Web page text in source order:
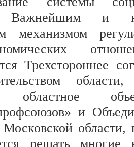
Важнейшим и
механизмом
Трехстороннее
областное
и
Московской области,
решать многие